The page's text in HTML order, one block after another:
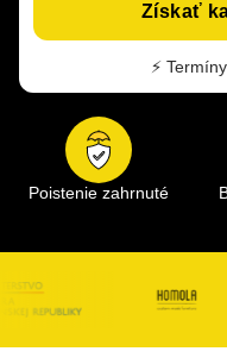
Získať
⚡
Poistenie zahrnuté